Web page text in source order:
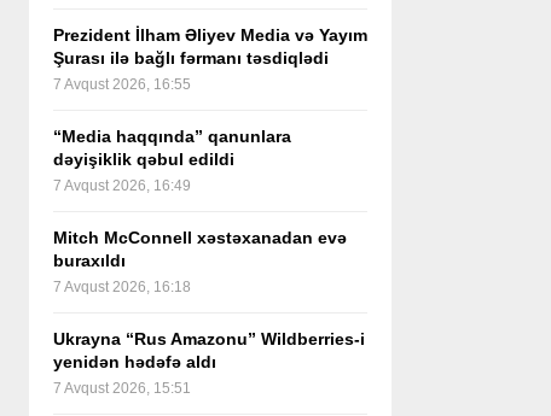
Prezident İlham Əliyev Media və Yayım
Şurası ilə bağlı fərmanı təsdiqlədi
7 Avqust 2026, 16:55
“Media haqqında” qanunlara
dəyişiklik qəbul edildi
7 Avqust 2026, 16:49
Mitch McConnell xəstəxanadan evə
buraxıldı
7 Avqust 2026, 16:18
Ukrayna “Rus Amazonu” Wildberries-i
yenidən hədəfə aldı
7 Avqust 2026, 15:51